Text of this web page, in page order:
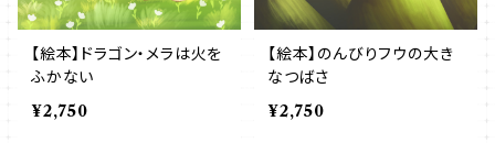
【絵本】ドラゴン・メラは火を
ふかない
¥2,750
【絵本】のんびりフウの大き
なつばさ
¥2,750